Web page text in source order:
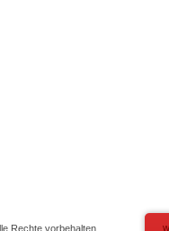
Rechte vorbehalten